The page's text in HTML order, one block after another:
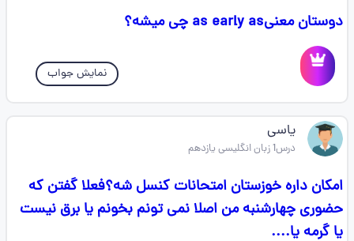
دوستان معنیas early as چی میشه؟
نمایش جواب
یاسی
درس1 زبان انگلیسی یازدهم
امکان داره خوزستان امتحانات کنسل شه؟فعلا گفتن که
حضوری چهارشنبه من اصلا نمی تونم بخونم یا برق نیست
یا گرمه یا....